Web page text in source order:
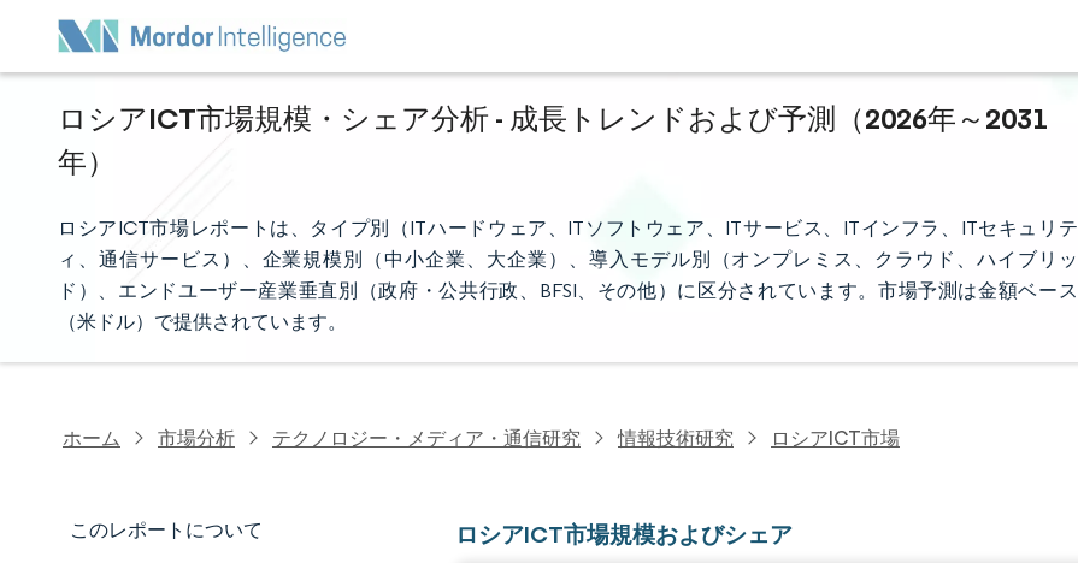
ロシアICT市場規模・シェア分析 - 成長トレンドおよび予測（2026年～2031
年）
ロシアICT市場レポートは、タイプ別（ITハードウェア、ITソフトウェア、ITサービス、ITインフラ、ITセキュリテ
ィ、通信サービス）、企業規模別（中小企業、大企業）、導入モデル別（オンプレミス、クラウド、ハイブリッ
ド）、エンドユーザー産業垂直別（政府・公共行政、BFSI、その他）に区分されています。市場予測は金額ベース
（米ドル）で提供されています。
ホーム 市場分析 テクノロジー・メディア・通信研究 情報技術研究 ロシアICT市場
このレポートについて ロシアICT市場規模およびシェア